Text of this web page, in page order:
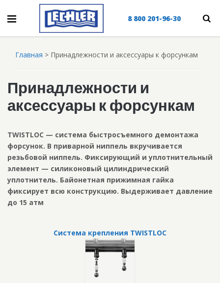
8 800 201-96-30
Главная > Принадлежности и аксессуары к форсункам
Принадлежности и
аксессуары к форсункам
TWISTLOC — система быстросъемного демонтажа
форсунок. В приварной ниппель вкручивается
резьбовой ниппель. Фиксирующий и уплотнительный
элемент — силиконовый цилиндрический
уплотнитель. Байонетная прижимная гайка
фиксирует всю конструкцию. Выдерживает давление
до 15 атм
Система крепления TWISTLOC